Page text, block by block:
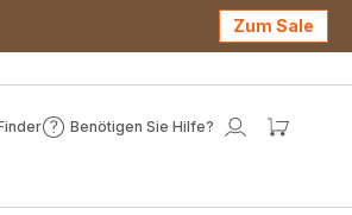
Zum Sale
Benötigen Sie Hilfe?
Benötigen
Mein